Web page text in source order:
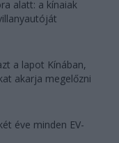
alatt: a kínaiak
a lapot Kínában,
akarja megelőzni
éve minden EV-